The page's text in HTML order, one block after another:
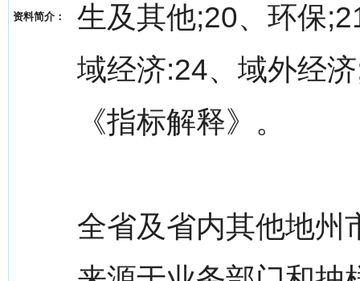
资料简介：
生及其他;20、环保
域经济:24、域外经
《指标解释》。
全省及省内其他地州